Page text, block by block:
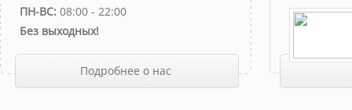
ПН-ВС: 08:00 - 22:00
Без выходных!
Подробнее о нас